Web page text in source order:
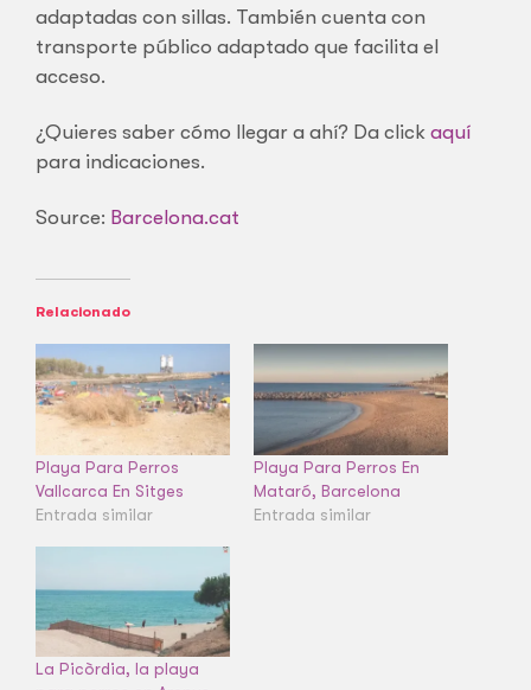
adaptadas con sillas. También cuenta con
transporte público adaptado que facilita el
acceso.
¿Quieres saber cómo llegar a ahí? Da clickaquí
para indicaciones.
Source: Barcelona.cat
Relacionado
Playa Para Perros
Vallcarca En Sitges
Entrada similar
Playa Para Perros En
Mataró, Barcelona
Entrada similar
La Picòrdia, la playa